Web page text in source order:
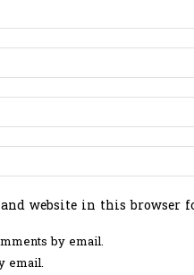
website in this
by email.
email.